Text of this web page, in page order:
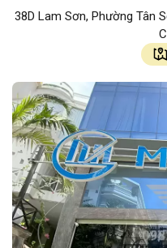
38D Lam Sơn, Phường Tân